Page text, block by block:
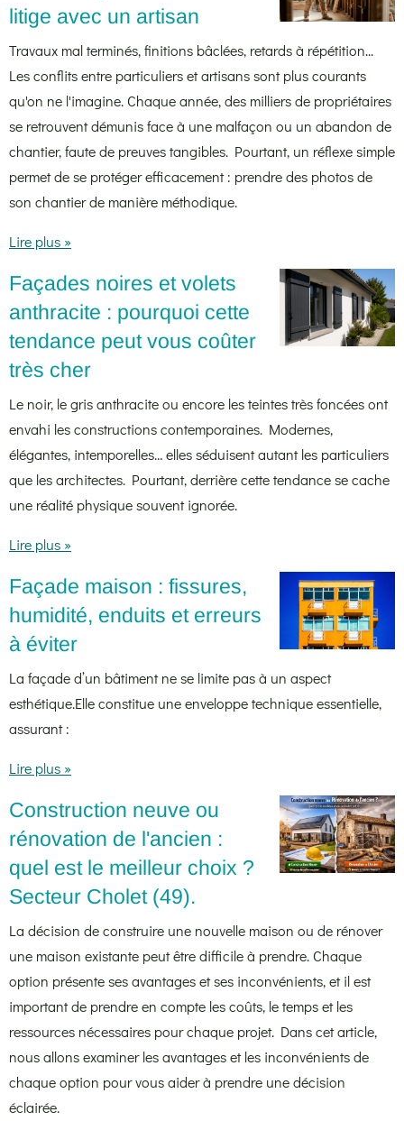
litige avec un artisan
Travaux mal terminés, finitions bâclées, retards à répétition...
Les conflits entre particuliers et artisans sont plus courants
qu'on ne l'imagine. Chaque année, des milliers de propriétaires
se retrouvent démunis face à une malfaçon ou un abandon de
chantier, faute de preuves tangibles. Pourtant, un réflexe simple
permet de se protéger efficacement : prendre des photos de
son chantier de manière méthodique.
Lire plus »
Façades noires et volets
anthracite : pourquoi cette
tendance peut vous coûter
très cher
Le noir, le gris anthracite ou encore les teintes très foncées ont
envahi les constructions contemporaines. Modernes,
élégantes, intemporelles… elles séduisent autant les particuliers
que les architectes. Pourtant, derrière cette tendance se cache
une réalité physique souvent ignorée.
Lire plus »
Façade maison : fissures,
humidité, enduits et erreurs
à éviter
La façade d’un bâtiment ne se limite pas à un aspect
esthétique.Elle constitue une enveloppe technique essentielle,
assurant :
Lire plus »
Construction neuve ou
rénovation de l'ancien :
quel est le meilleur choix ?
Secteur Cholet (49).
La décision de construire une nouvelle maison ou de rénover
une maison existante peut être difficile à prendre. Chaque
option présente ses avantages et ses inconvénients, et il est
important de prendre en compte les coûts, le temps et les
ressources nécessaires pour chaque projet. Dans cet article,
nous allons examiner les avantages et les inconvénients de
chaque option pour vous aider à prendre une décision
éclairée.